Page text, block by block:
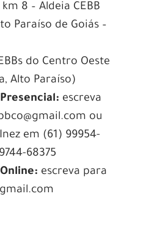
8 – Aldeia CEBB
Paraíso de Goiás –
do Centro Oeste
Alto Paraíso)
escreva
ou
em (61) 99954-
68375
escreva para